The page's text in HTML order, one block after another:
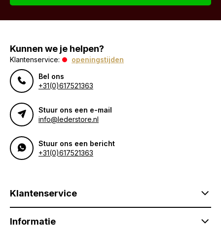
Kunnen we je helpen?
Klantenservice:
openingstijden
Bel ons
+31(0)617521363
Stuur ons een e-mail
info@lederstore.nl
Stuur ons een bericht
+31(0)617521363
Klantenservice
Informatie